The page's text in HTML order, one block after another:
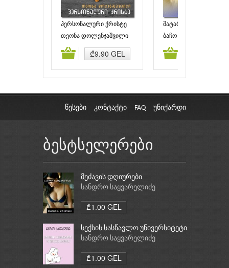
პერსონალური ქრისტე
თეონა დოლენჯაშვილი
₾9.90 GEL
მატარებლის
მოსვლამდე
ბაჩო კვირტია
კალათაში დამატება კალათაში
წესები კონტაქტი FAQ უნიქარდი
ბესტსელერები
მეძავის დღიურები
სანდრო საყვარელიძე
₾1.00 GEL
სექსის სასწავლო უნივერსიტეტი
სანდრო საყვარელიძე
₾1.00 GEL